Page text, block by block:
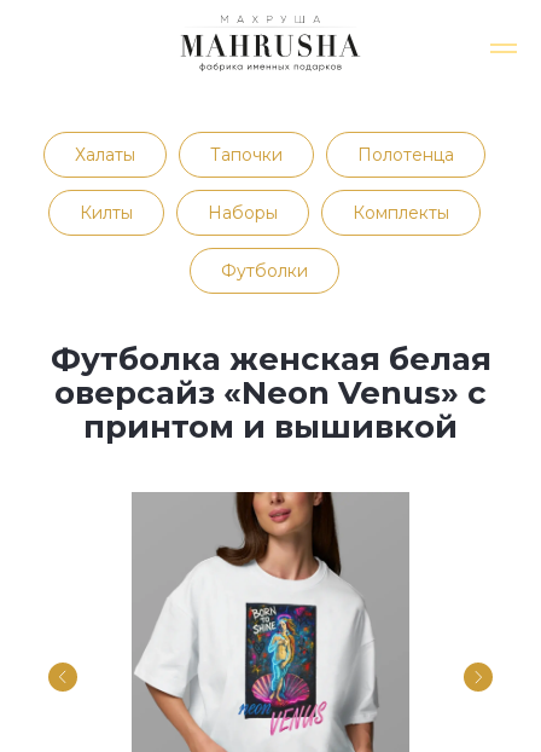
Халаты Тапочки Полотенца
Килты Наборы Комплекты
Футболки
Футболка женская белая
оверсайз «Neon Venus» с
принтом и вышивкой